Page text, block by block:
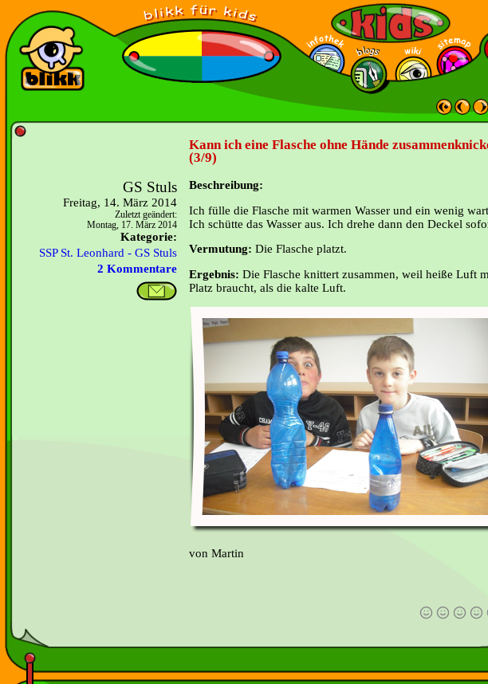
Kann ich eine Flasche ohne Hände
(3/9)
GS Stuls
Freitag, 14. März 2014
Zuletzt geändert:
Montag, 17. März 2014
Kategorie:
SSP St. Leonhard - GS Stuls
2 Kommentare
Beschreibung:
Ich fülle die Flasche mit warmen Wasser und ein wenig
Ich schütte das Wasser aus. Ich drehe dann den Deckel
Vermutung: Die Flasche platzt.
Ergebnis: Die Flasche knittert zusammen, weil heiße Luft
Platz braucht, als die kalte Luft.
von Martin